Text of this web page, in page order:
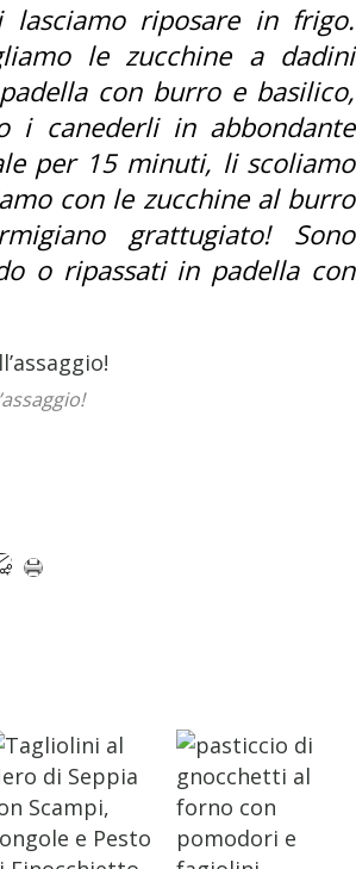
riposare in frigo.
le zucchine a dadini
con burro e basilico,
i canederli in abbondante
per 15 minuti, li scoliamo
con le zucchine al burro
grattugiato! Sono
o ripassati in padella con